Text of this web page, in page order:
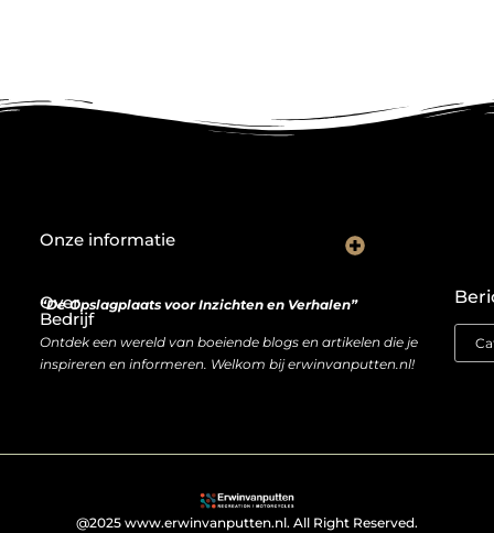
Over
Bedrijf
“De Opslagplaats voor Inzichten en Verhalen”
Ontdek een wereld van boeiende blogs en artikelen die je
inspireren en informeren. Welkom bij erwinvanputten.nl!
Onze informatie
@2025 www.erwinvanputten.nl. All Right Reserved.